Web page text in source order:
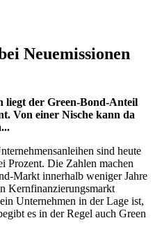
Neuemissionen
liegt der Green-Bond-Anteil
Von einer Nische kann da
sind heute
Prozent. Die Zahlen machen
Markt innerhalb weniger Jahre
Kernfinanzierungsmarkt
Unternehmen in der Lage ist,
es in der Regel auch Green